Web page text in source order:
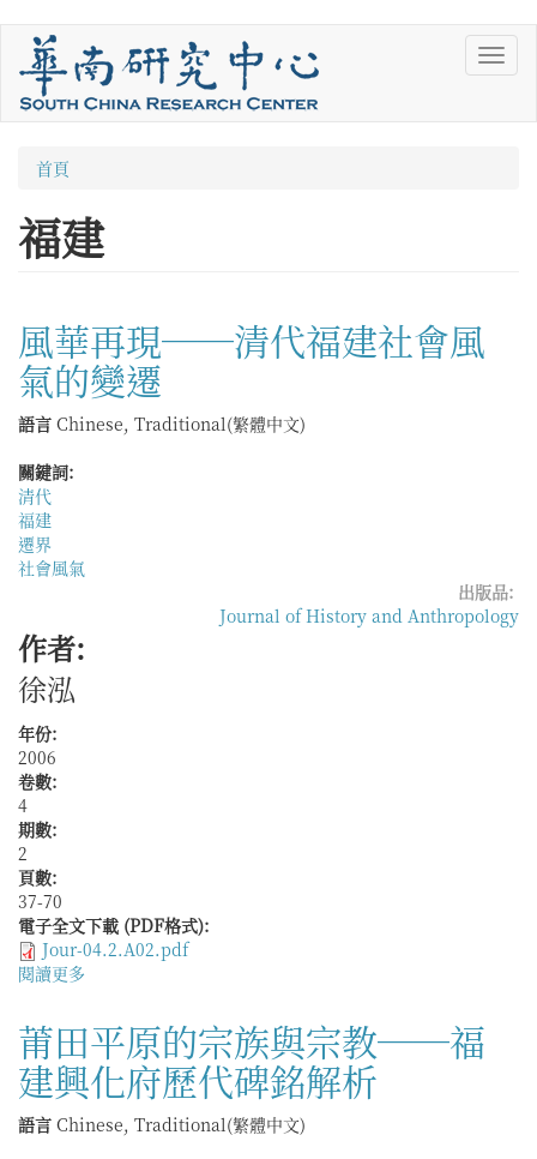
您
在
這
首頁
福建
風華再現──清代福建社會風
氣的變遷
語言 Chinese, Traditional(繁體中文)
關鍵詞:
清代
福建
遷界
社會風氣
出版品:
Journal of History and Anthropology
作者:
徐泓
年份:
2006
卷數:
4
期數:
2
頁數:
37-70
電子全文下載 (PDF格式):
Jour-04.2.A02.pdf
閱讀更多
華
再
現
──
莆田平原的宗族與宗教──福
建興化府歷代碑銘解析
語言 Chinese, Traditional(繁體中文)